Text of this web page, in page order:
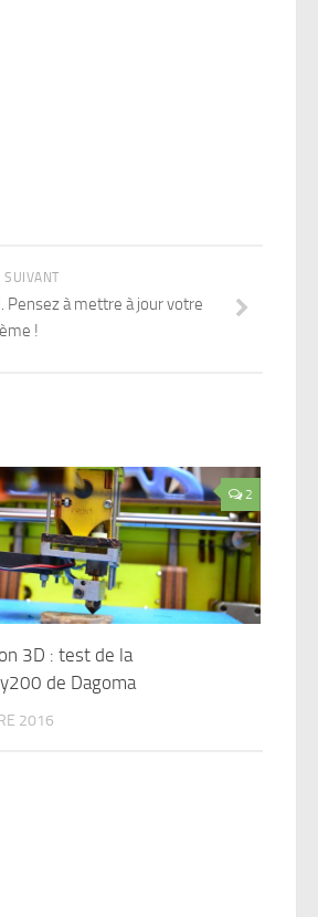
SUIVANT
Pensez à mettre à jour votre
!
2
3D : test de la
de Dagoma
2016